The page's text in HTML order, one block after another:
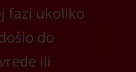
fazi ukoliko
do
ili